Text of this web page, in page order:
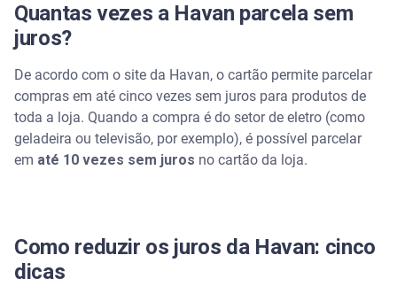
Quantas vezes a Havan parcela sem
juros?
De acordo com o site da Havan, o cartão permite parcelar
compras em até cinco vezes sem juros para produtos de
toda a loja. Quando a compra é do setor de eletro (como
geladeira ou televisão, por exemplo), é possível parcelar
em até 10 vezes sem juros no cartão da loja.
Como reduzir os juros da Havan: cinco
dicas